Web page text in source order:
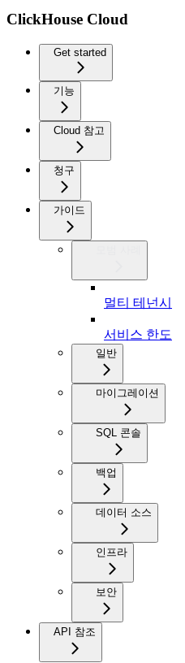
ClickHouse Cloud
Get started
기능
Cloud 참고
청구
가이드
멀티 테넌시
서비스 한도
일반
마이그레이션
SQL 콘솔
백업
데이터 소스
인프라
보안
API 참조